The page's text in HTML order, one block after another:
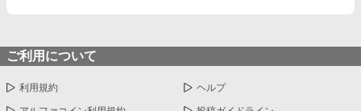
ご利用について
利用規約 ヘルプ